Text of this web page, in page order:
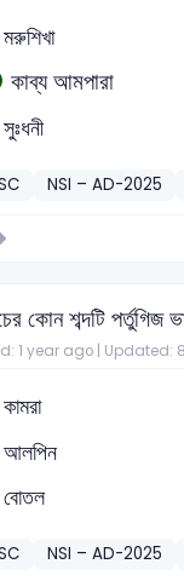
মরুশিখা
কাব্য আমপারা
সুঃধনী
NSI – AD-2025
কোন শব্দটি
1 year ago | Updated:
কামরা
আলপিন
বোতল
NSI – AD-2025